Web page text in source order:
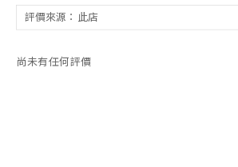
尚未有任何評價